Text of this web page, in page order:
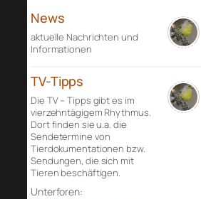
News
aktuelle Nachrichten und
Informationen
TV-Tipps
Die TV – Tipps gibt es im
vierzehntägigem Rhythmus.
Dort finden sie u.a. die
Sendetermine von
Tierdokumentationen bzw.
Sendungen, die sich mit
Tieren beschäftigen.
Unterforen: